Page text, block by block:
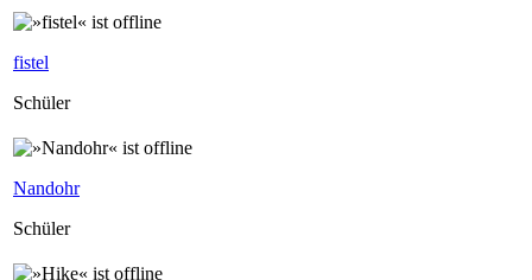
fistel
Schüler
Nandohr
Schüler